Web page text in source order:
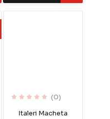
(0)
Italeri Macheta